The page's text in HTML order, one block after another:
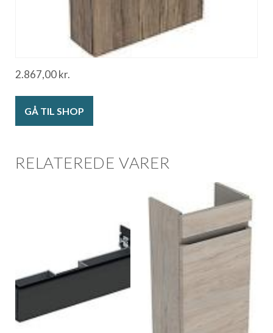
2.867,00kr.
GÅ TIL SHOP
RELATEREDE VARER